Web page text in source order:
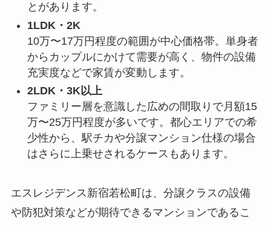
とがあります。
1LDK・2K
10万〜17万円程度の範囲が中心価格帯。単身者
からカップルにかけて需要が高く、物件の設備
充実度などで家賃が変動します。
2LDK・3K以上
ファミリー層を意識した広めの間取りで月額15
万〜25万円程度が多いです。都心エリアでの希
少性から、駅チカや分譲マンション仕様の場合
はさらに上乗せされるケースもあります。
エスレジデンス新宿若松町は、分譲クラスの設備
や防犯対策などが期待できるマンションであるこ